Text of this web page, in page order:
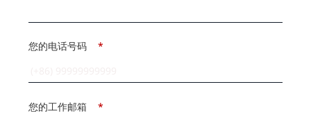
*
您的电话号码
*
您的工作邮箱